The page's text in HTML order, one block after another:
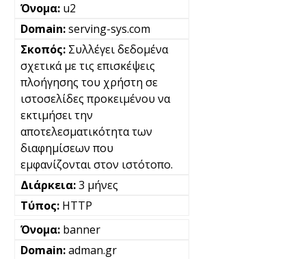
u2
serving-sys.com
Συλλέγει δεδομένα
σχετικά με τις επισκέψεις
πλοήγησης του χρήστη σε
ιστοσελίδες προκειμένου να
εκτιμήσει την
αποτελεσματικότητα των
διαφημίσεων που
εμφανίζονται στον ιστότοπο.
3 μήνες
HTTP
banner
adman.gr